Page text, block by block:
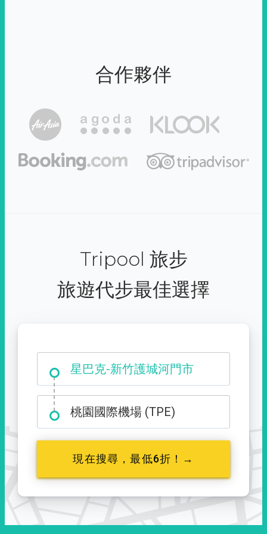
合作夥伴
Tripool 旅步
旅遊代步最佳選擇
星巴克-新竹護城河門市
大霸尖山登山口
桃園國際機場 (TPE)
現在搜尋，最低6折！→